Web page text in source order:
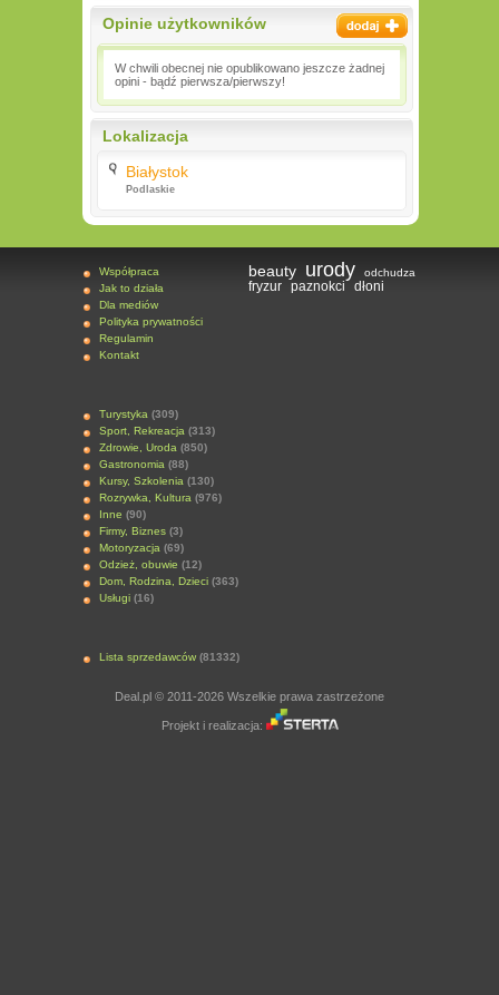
Opinie użytkowników
W chwili obecnej nie opublikowano jeszcze żadnej
opini - bądź pierwsza/pierwszy!
Lokalizacja
Białystok
Podlaskie
Współpraca
Jak to działa
Dla mediów
Polityka prywatności
Regulamin
Kontakt
Turystyka (309)
Sport, Rekreacja (313)
Zdrowie, Uroda (850)
Gastronomia (88)
Kursy, Szkolenia (130)
Rozrywka, Kultura (976)
Inne (90)
Firmy, Biznes (3)
Motoryzacja (69)
Odzież, obuwie (12)
Dom, Rodzina, Dzieci (363)
Usługi (16)
Lista sprzedawców (81332)
beauty urody odchudza
fryzur paznokci dłoni
Deal.pl © 2011-2026 Wszelkie prawa zastrzeżone
Projekt i realizacja: